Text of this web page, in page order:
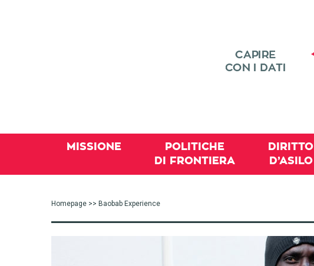
MISSIONE
POLITICHE
DI FRONTIERA
DIRITTO
D’ASILO
Homepage >> Baobab Experience